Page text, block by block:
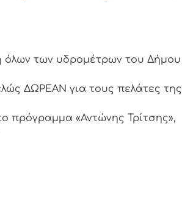
όλων των υδρομέτρων του Δήμου
ΔΩΡΕΑΝ για τους πελάτες της
πρόγραμμα «Αντώνης Τρίτσης»,